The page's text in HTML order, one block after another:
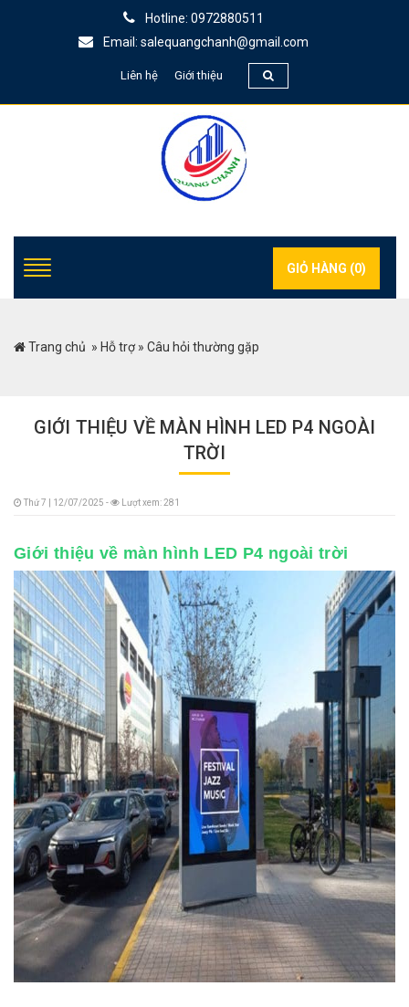
Hotline: 0972880511
Email: salequangchanh@gmail.com
Liên hệ Giới thiệu
GIỎ HÀNG (0)
Trang chủ » Hỗ trợ» Câu hỏi thường gặp
GIỚI THIỆU VỀ MÀN HÌNH LED P4 NGOÀI
TRỜI
Thứ 7 | 12/07/2025 - Lượt xem: 281
Giới thiệu về màn hình LED P4 ngoài trời